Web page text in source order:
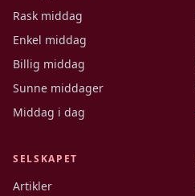
Rask middag
Enkel middag
Billig middag
Sunne middager
Middag i dag
SELSKAPET
Artikler